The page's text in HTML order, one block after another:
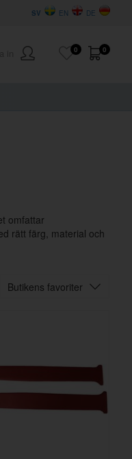
DE
EN
SV
0
0
omfattar
rätt färg, material och
Butikens favoriter